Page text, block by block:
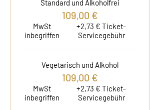
Standard und Alkoholfrei
109,00 €
MwSt
inbegriffen
+2,73 € Ticket-
Servicegebühr
Vegetarisch und Alkohol
109,00 €
MwSt
inbegriffen
+2,73 € Ticket-
Servicegebühr